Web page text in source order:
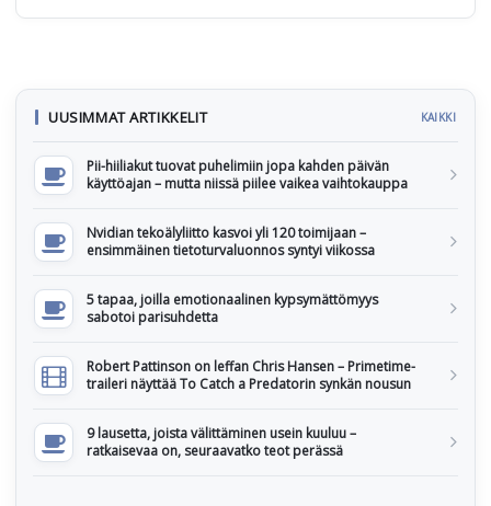
UUSIMMAT ARTIKKELIT KAIKKI
Pii-hiiliakut tuovat puhelimiin jopa kahden päivän
käyttöajan – mutta niissä piilee vaikea vaihtokauppa
Nvidian tekoälyliitto kasvoi yli 120 toimijaan –
ensimmäinen tietoturvaluonnos syntyi viikossa
5 tapaa, joilla emotionaalinen kypsymättömyys
sabotoi parisuhdetta
Robert Pattinson on leffan Chris Hansen – Primetime-
traileri näyttää To Catch a Predatorin synkän nousun
9 lausetta, joista välittäminen usein kuuluu –
ratkaisevaa on, seuraavatko teot perässä